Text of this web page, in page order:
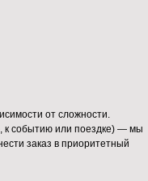
от сложности.
к событию или поездке) — мы
заказ в приоритетный